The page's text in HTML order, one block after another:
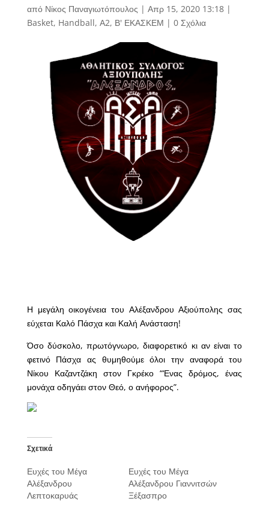
από Νίκος Παναγιωτόπουλος | Απρ 15, 2020 13:18|
Basket, Handball, Α2, Β' ΕΚΑΣΚΕΜ | 0 Σχόλια
Η μεγάλη οικογένεια του Αλέξανδρου Αξιούπολης σας
εύχεται Καλό Πάσχα και Καλή Ανάσταση!
Όσο δύσκολο, πρωτόγνωρο, διαφορετικό κι αν είναι το
φετινό Πάσχα ας θυμηθούμε όλοι την αναφορά του
Νίκου Καζαντζάκη στον Γκρέκο “‘Ενας δρόμος, ένας
μονάχα οδηγάει στον Θεό, ο ανήφορος”.
Σχετικά
Ευχές του Μέγα
Αλέξανδρου
Λεπτοκαρυάς
Ευχές του Μέγα
Αλέξανδρου Γιαννιτσών
Ξέξασπρο